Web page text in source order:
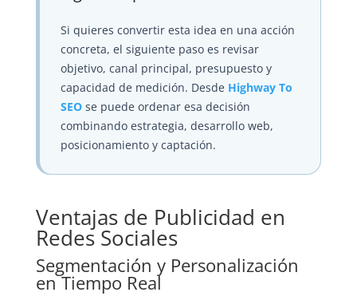
Si quieres convertir esta idea en una acción
concreta, el siguiente paso es revisar
objetivo, canal principal, presupuesto y
capacidad de medición. Desde Highway To
SEOse puede ordenar esa decisión
combinando estrategia, desarrollo web,
posicionamiento y captación.
Ventajas de Publicidad en
Redes Sociales
Segmentación y Personalización
en Tiempo Real